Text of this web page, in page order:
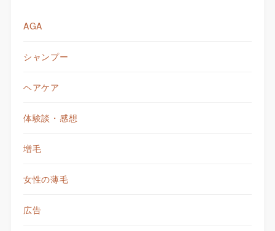
AGA
シャンプー
ヘアケア
体験談・感想
増毛
女性の薄毛
広告